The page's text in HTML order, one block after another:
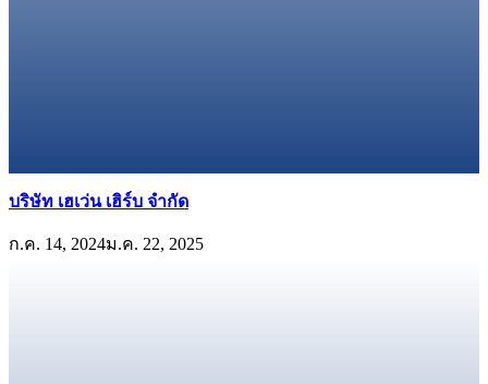
บริษัท เฮเว่น เฮิร์บ จำกัด
ก.ค. 14, 2024ม.ค. 22, 2025